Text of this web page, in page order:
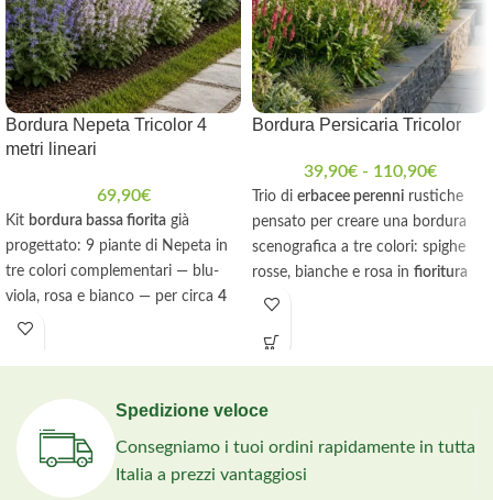
Bordura Nepeta Tricolor 4
metri lineari
69,90€
Kit bordura bassa fiorita già
progettato: 9 piante di Nepeta in
tre colori complementari — blu-
viola, rosa e bianco — per circa 4
metri lineari
da api e farfalle. Pieno sole, poca
manutenzione e grande effetto
scenografico.
Comprende 3 × 'Walker's low', 3 ×
Bordura Persicaria Tricolor
39,90€ - 110,90€
Trio di erbacee perenni rustiche
pensato per creare una bordura
scenografica a tre colori: spighe
rosse, bianche e rosa in fioritura
lunghissima da giugno alle prime
naturali e giardini informali
Spedizione veloce
Consegniamo i tuoi ordini rapidamente in tutta
Italia a prezzi vantaggiosi